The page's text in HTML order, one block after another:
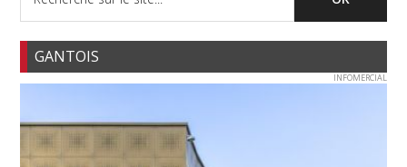
GANTOIS
INFOMERCIAL